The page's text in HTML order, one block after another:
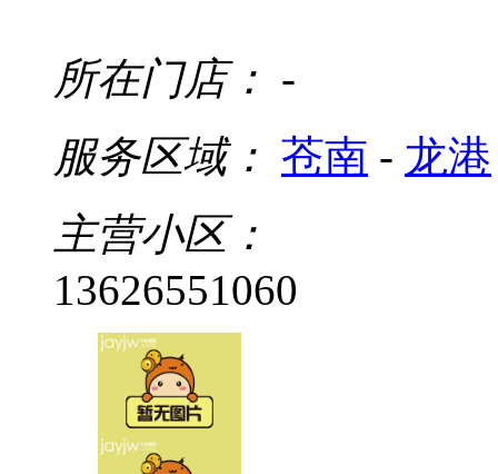
所在门店： -
服务区域： 苍南 - 龙港
主营小区：
13626551060